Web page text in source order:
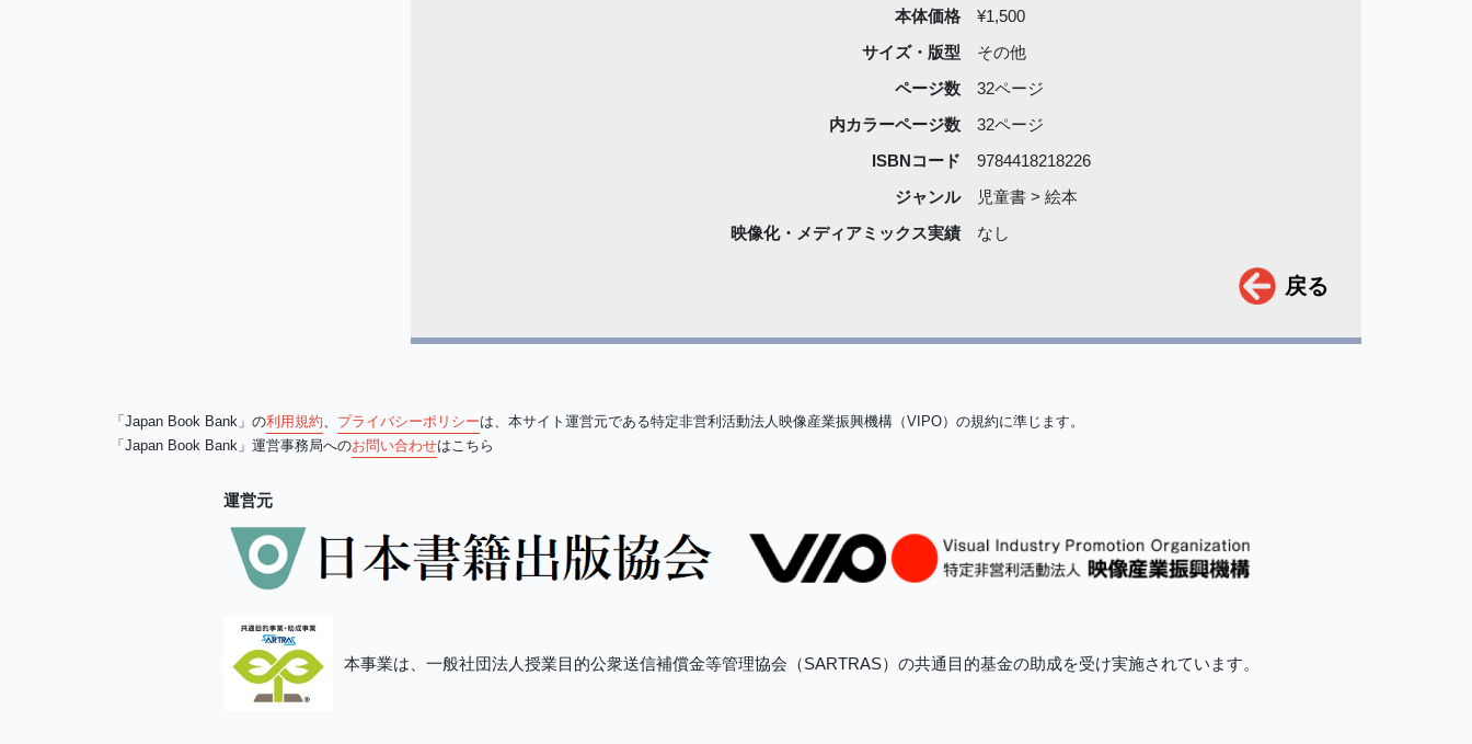
本体価格
¥1,500
サイズ・版型
その他
ページ数
32ページ
内カラーページ数
32ページ
ISBNコード
9784418218226
ジャンル
児童書 > 絵本
映像化・ メディアミックス実績 なし
戻る
「Japan Book Bank」の利用規約、 プライバシーポリシーは、本サイト運営元である特定非営利活動法人映像産業振興機構（VIPO）の規約に準じます。
「Japan Book Bank」運営事務局へのお問い合わせはこちら
運営元
本事業は、一般社団法人授業目的公衆送信補償金等管理協会（SARTRAS）の共通目的基金の助成を受け実施されています。